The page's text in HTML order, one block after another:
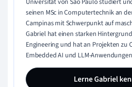
Universität von São Paulo studiert
seinen MSc in Computertechnik an
Campinas mit Schwerpunkt auf
Gabriel hat einen starken
Engineering und hat an Projekten zu
Embedded AI und LLM-
Lerne Gabriel